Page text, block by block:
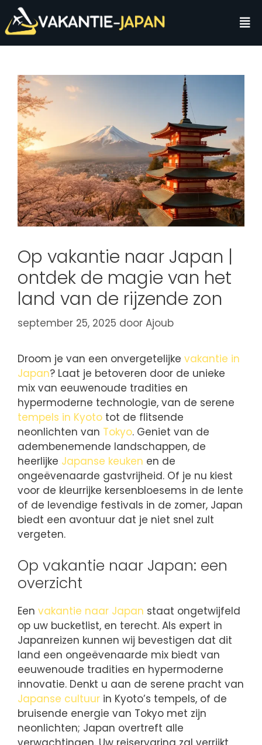
Op vakantie naar Japan |
ontdek de magie van het
land van de rijzende zon
september 25, 2025 door Ajoub
Droom je van een onvergetelijke vakantie in
Japan? Laat je betoveren door de unieke
mix van eeuwenoude tradities en
hypermoderne technologie, van de serene
tempels in Kyoto tot de flitsende
neonlichten van Tokyo. Geniet van de
adembenemende landschappen, de
heerlijke Japanse keuken en de
ongeëvenaarde gastvrijheid. Of je nu kiest
voor de kleurrijke kersenbloesems in de lente
of de levendige festivals in de zomer, Japan
biedt een avontuur dat je niet snel zult
vergeten.
Op vakantie naar Japan: een
overzicht
Een vakantie naar Japan staat ongetwijfeld
op uw bucketlist, en terecht. Als expert in
Japanreizen kunnen wij bevestigen dat dit
land een ongeëvenaarde mix biedt van
eeuwenoude tradities en hypermoderne
innovatie. Denkt u aan de serene pracht van
Japanse cultuur in Kyoto’s tempels, of de
bruisende energie van Tokyo met zijn
neonlichten; Japan overtreft alle